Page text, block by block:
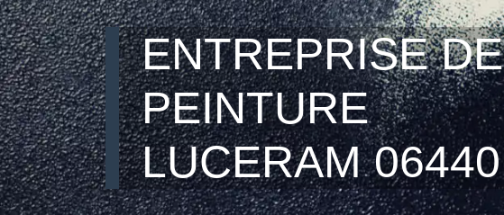
ENTREPRISE DE
PEINTURE
LUCERAM 06440